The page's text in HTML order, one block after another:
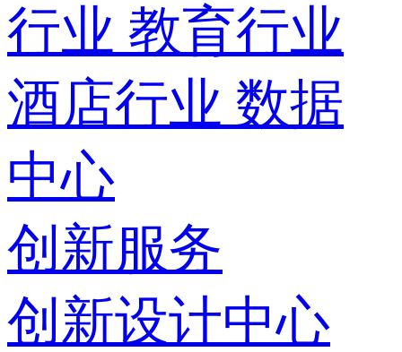
行业 教育行业
酒店行业 数据
中心
创新服务
创新设计中心